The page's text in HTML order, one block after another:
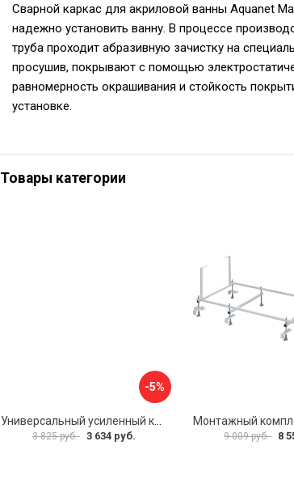
Сварной каркас для акриловой ванны Aquanet
надежно установить ванну. В процессе
труба проходит абразивную зачистку на
просушив, покрывают с помощью
равномерность окрашивания и стойкость
установке.
Товары категории
-5%
3 825 руб. 3 634 руб. 9 009 руб. 8